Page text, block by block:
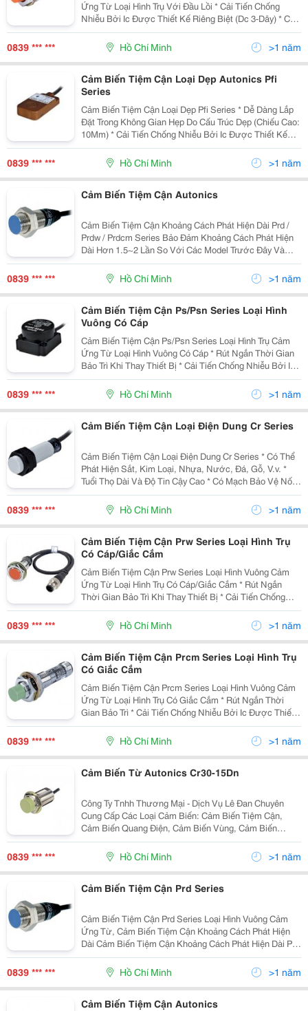
Ứng Từ Loại Hình Trụ Với Đầu Lồi * Cải Tiến Chống
Nhiễu Bởi Ic Được Thiết Kế Riêng Biệt (Dc 3-Dây) * Có
Mạch Bảo Vệ Nối Ngược Cực Nguồn (Dc 3-Dây) * Có
Mạch Bảo Vệ Quá Áp * Có Mạch Bảo Vệ Quá Dòng
0839 *** *** Hồ Chí Minh >1 năm
Cảm Biến Tiệm Cận Loại Dẹp Autonics Pfi
Series
Cảm Biến Tiệm Cận Loại Dẹp Pfi Series * Dễ Dàng Lắp
Đặt Trong Không Gian Hẹp Do Cấu Trúc Dẹp (Chiếu Cao:
10Mm) * Cải Tiến Chống Nhiễu Bởi Ic Được Thiết Kế
Riêng Biệt (Dc) * Có Mạch Bảo Vệ Nối Ngược Cực
Nguồn, Bảo Vệ Quá Áp, Mạch Bảo Vệ Quá Dòng
0839 *** *** Hồ Chí Minh >1 năm
Cảm Biến Tiệm Cận Autonics
Cảm Biến Tiệm Cận Khoảng Cách Phát Hiện Dài Prd /
Prdw / Prdcm Series Bảo Đảm Khoảng Cách Phát Hiện
Dài Hơn 1.5~2 Lần So Với Các Model Trước Đây Và
Thực Hiện Với Đặc Tính Chống Nhiễu Siêu Đẳng Bậc
Nhất Thế Giới Bằng Ic Được Thiết Kế Chuyên Dụng.
0839 *** *** Hồ Chí Minh >1 năm
Cảm Biến Tiệm Cận Ps/Psn Series Loại Hình
Vuông Có Cáp
Cảm Biến Tiệm Cận Ps/Psn Series Loại Hình Trụ Cảm
Ứng Từ Loại Hình Vuông Có Cáp * Rút Ngắn Thời Gian
Bảo Trì Khi Thay Thiết Bị * Cải Tiến Chống Nhiễu Bởi Ic
Được Thiết Kế Riêng Biệt (Loại Dc 3-Dây) * Có Mạch
Bảo Vệ Nối Ngược Cực Nguồn (Dc) * Có
0839 *** *** Hồ Chí Minh >1 năm
Cảm Biến Tiệm Cận Loại Điện Dung Cr Series
Cảm Biến Tiệm Cận Loại Điện Dung Cr Series * Có Thể
Phát Hiện Sắt, Kim Loại, Nhựa, Nước, Đá, Gỗ, V.v. *
Tuổi Thọ Dài Và Độ Tin Cậy Cao * Có Mạch Bảo Vệ Nối
Ngược Cực Nguồn, Quá Áp * Dễ Dàng Điều Chỉnh
Khoảng Cách Phát Hiện Với Biến Trở Điều Chỉ
0839 *** *** Hồ Chí Minh >1 năm
Cảm Biến Tiệm Cận Prw Series Loại Hình Trụ
Có Cáp/Giắc Cắm
Cảm Biến Tiệm Cận Prw Series Loại Hình Vuông Cảm
Ứng Từ Loại Hình Trụ Có Cáp/Giắc Cắm * Rút Ngắn
Thời Gian Bảo Trì Khi Thay Thiết Bị * Cải Tiến Chống
Nhiễu Bởi Ic Được Thiết Kế Riêng Biệt (Loại Dc 3-Dây) *
Có Mạch Bảo Vệ Nối Ngược Cực Nguồn (Lo
0839 *** *** Hồ Chí Minh >1 năm
Cảm Biến Tiệm Cận Prcm Series Loại Hình Trụ
Có Giắc Cắm
Cảm Biến Tiệm Cận Prcm Series Loại Hình Vuông Cảm
Ứng Từ Loại Hình Trụ Có Giắc Cắm * Rút Ngắn Thời
Gian Bảo Trì * Cải Tiến Chống Nhiễu Bởi Ic Được Thiết
Kế Riêng Biệt (Loại Dc 3-Dây) * Có Mạch Bảo Vệ Nối
Ngược Cực Nguồn (Loại Dc 3-Dây) * Có Mạc
0839 *** *** Hồ Chí Minh >1 năm
Cảm Biến Từ Autonics Cr30-15Dn
Công Ty Tnhh Thương Mại - Dịch Vụ Lê Đan Chuyên
Cung Cấp Các Loại Cảm Biến: Cảm Biến Tiệm Cận,
Cảm Biến Quang Điện, Cảm Biến Vùng, Cảm Biến
Cửa/Cạnh Cửa, Cảm Biến Sợi Quang, Cảm Biến Áp
Suất, Bộ Mã Hóa Vòng Quay Của Autonics Mọi Thông
Tin Đặt Hàng
0839 *** *** Hồ Chí Minh >1 năm
Cảm Biến Tiệm Cận Prd Series
Cảm Biến Tiệm Cận Prd Series Loại Hình Vuông Cảm
Ứng Từ, Cảm Biến Tiệm Cận Khoảng Cách Phát Hiện
Dài Cảm Biến Tiệm Cận Khoảng Cách Phát Hiện Dài Prd
/ Prdw / Prdcm Series Bảo Đảm Khoảng Cách Phát Hiện
Dài Hơn 1.5~2 Lần So Với Các Model Trước Đâ
0839 *** *** Hồ Chí Minh >1 năm
Cảm Biến Tiệm Cận Autonics